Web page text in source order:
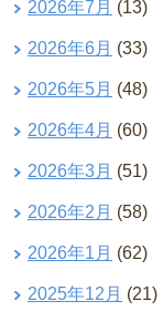
2026年7月 (13)
2026年6月 (33)
2026年5月 (48)
2026年4月 (60)
2026年3月 (51)
2026年2月 (58)
2026年1月 (62)
2025年12月 (21)